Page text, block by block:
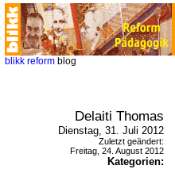
blikk reform blog
Delaiti Thomas
Dienstag, 31. Juli 2012
Zuletzt geändert:
Freitag, 24. August 2012
Kategorien: